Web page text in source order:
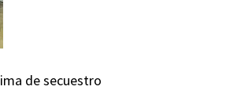
de secuestro